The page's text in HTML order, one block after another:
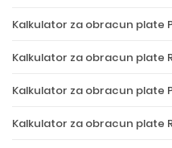
Kalkulator za obracun plate
Kalkulator za obracun plate
Kalkulator za obracun plate
Kalkulator za obracun plate